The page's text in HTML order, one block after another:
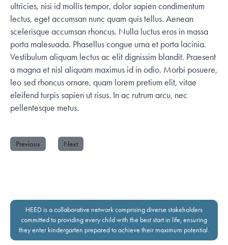
ultricies, nisi id mollis tempor, dolor sapien condimentum
lectus, eget accumsan nunc quam quis tellus. Aenean
scelerisque accumsan rhoncus. Nulla luctus eros in massa
porta malesuada. Phasellus congue urna et porta lacinia.
Vestibulum aliquam lectus ac elit dignissim blandit. Praesent
a magna et nisl aliquam maximus id in odio. Morbi posuere,
leo sed rhoncus ornare, quam lorem pretium elit, vitae
eleifend turpis sapien ut risus. In ac rutrum arcu, nec
pellentesque metus.
Previous Next
HEED is a collaborative network comprising diverse stakeholders
committed to providing every child with the best start in life, ensuring
they enter kindergarten prepared to achieve their maximum potential.